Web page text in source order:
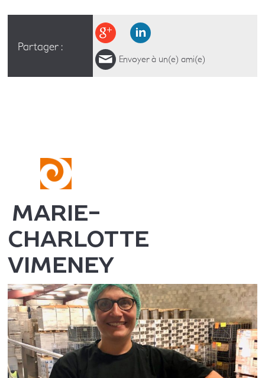
Partager :
Envoyer à un(e) ami(e)
MARIE-
CHARLOTTE
VIMENEY